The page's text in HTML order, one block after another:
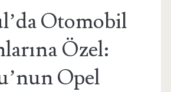
Otomobil
Özel:
Opel